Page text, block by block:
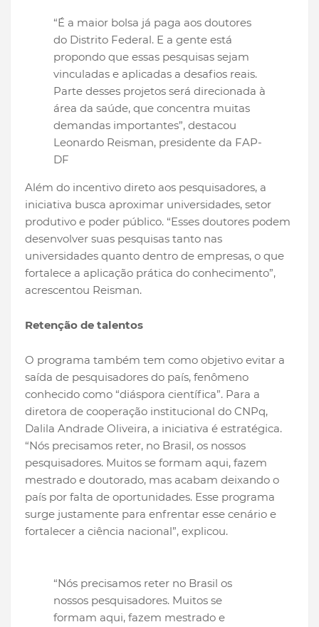
“É a maior bolsa já paga aos doutores
do Distrito Federal. E a gente está
propondo que essas pesquisas sejam
vinculadas e aplicadas a desafios reais.
Parte desses projetos será direcionada à
área da saúde, que concentra muitas
demandas importantes”, destacou
Leonardo Reisman, presidente da FAP-
DF
Além do incentivo direto aos pesquisadores, a
iniciativa busca aproximar universidades, setor
produtivo e poder público. “Esses doutores podem
desenvolver suas pesquisas tanto nas
universidades quanto dentro de empresas, o que
fortalece a aplicação prática do conhecimento”,
acrescentou Reisman.
Retenção de talentos
O programa também tem como objetivo evitar a
saída de pesquisadores do país, fenômeno
conhecido como “diáspora científica”. Para a
diretora de cooperação institucional do CNPq,
Dalila Andrade Oliveira, a iniciativa é estratégica.
“Nós precisamos reter, no Brasil, os nossos
pesquisadores. Muitos se formam aqui, fazem
mestrado e doutorado, mas acabam deixando o
país por falta de oportunidades. Esse programa
surge justamente para enfrentar esse cenário e
fortalecer a ciência nacional”, explicou.
“Nós precisamos reter no Brasil os
nossos pesquisadores. Muitos se
formam aqui, fazem mestrado e